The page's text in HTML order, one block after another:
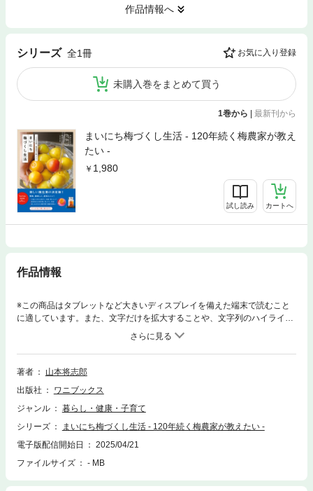
作品情報へ
シリーズ 全1冊 お気に入り登録
未購入巻をまとめて買う
1巻から | 最新刊から
まいにち梅づくし生活 - 120年続く梅農家が教え
たい -
1,980
試し読み カートへ
作品情報
※この商品はタブレットなど大きいディスプレイを備えた端末で読むこと
に適しています。また、文字だけを拡大することや、文字列のハイライ
ト、検索、辞書の参照、引用などの機能が使用できません。みなさん、良
い梅仕事を――！YouTube登録者 約７万人120年続く紀州の梅農家であ
り、新進の梅干し屋社長の著者が伝えたい、伝統と新しさの梅仕事の決定
版！簡単で、美味しくて、しかも健康にもいい！365日まいにち梅を美味
こよりも簡単！梅を知り尽くしたプロがたどり着いた、どこよりも簡単で
美味しい方法を教えます。梅干しはバットやお皿で干すから、ざる不要。
寧！梅の選別から仕込みまで、全工程に写真付きでくわしく解説。よくあ
るトラブルや疑問にも一つひとつ答えるから、初めてでも失敗なし！■こ
やすいよう改良、工夫を加えました。梅農家ならでは梅の食べ方や料理、
著者
山本将志郎
出版社
ワニブックス
ジャンル
暮らし・健康・子育て
シリーズ
まいにち梅づくし生活 - 120年続く梅農家が教えたい -
電子版配信開始日
2025/04/21
ファイルサイズ
- MB